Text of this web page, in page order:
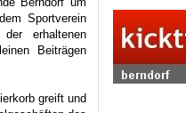
Sportverein
erhaltenen
Beiträgen
greift und